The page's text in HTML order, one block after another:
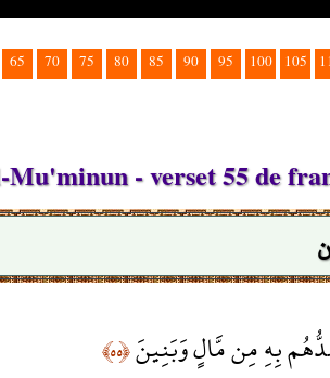
65 70 75 80 85 90 95 100 105
- verset 55 de
بِهِ مِن مَّالٍ وَبَنِينَ﴿٥٥﴾